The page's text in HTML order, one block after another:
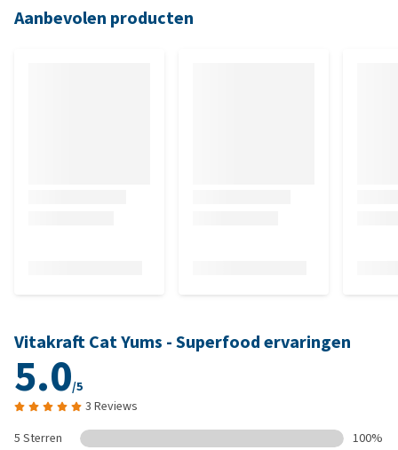
Aanbevolen producten
Vitakraft Cat Yums - Superfood ervaringen
5.0/5
3 Reviews
5 Sterren
100%